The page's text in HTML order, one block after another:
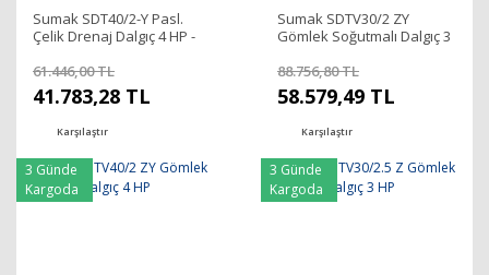
Sumak SDT40/2-Y Pasl.
Çelik Drenaj Dalgıç 4 HP -
61.446,00 TL
41.783,28 TL
Karşılaştır
Sumak SDTV30/2 ZY
Gömlek Soğutmalı Dalgıç 3
88.756,80 TL
58.579,49 TL
Karşılaştır
3 Günde
Kargoda
3 Günde
Kargoda